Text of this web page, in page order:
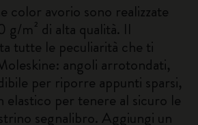
color avorio sono realizzate
g/m² di alta qualità. Il
tutte le peculiarità che ti
angoli arrotondati,
per riporre appunti sparsi,
elastico per tenere al sicuro le
segnalibro. Aggiungi un